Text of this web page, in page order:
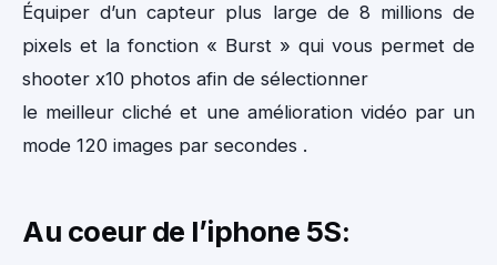
Équiper d’un capteur plus large de 8 millions de
pixels et la fonction « Burst » qui vous permet de
shooter x10 photos afin de sélectionner
le meilleur cliché et une amélioration vidéo par un
mode 120 images par secondes .
Au coeur de l’iphone 5S: